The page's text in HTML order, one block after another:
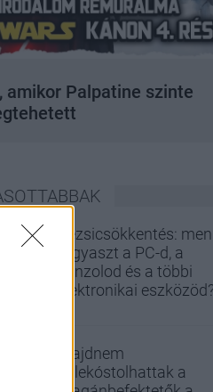
amikor Palpatine szinte
Rezsicsökkentés:
fogyaszt a PC-d, a
konzolod és a többi
elektronikai eszközöd?
Majdnem
belekóstolhattak a